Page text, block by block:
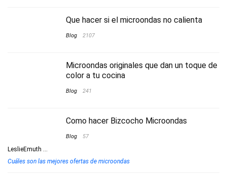
Que hacer si el microondas no calienta
Blog 2107
Microondas originales que dan un toque de
color a tu cocina
Blog 241
Como hacer Bizcocho Microondas
Blog 57
LeslieEmuth ...
Cuáles son las mejores ofertas de microondas